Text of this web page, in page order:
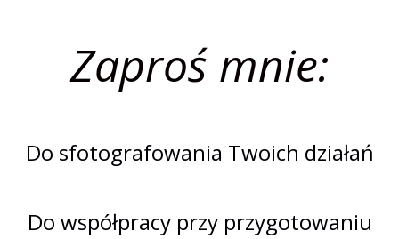
Zaproś mnie:
Do sfotografowania Twoich działań
Do współpracy przy przygotowaniu